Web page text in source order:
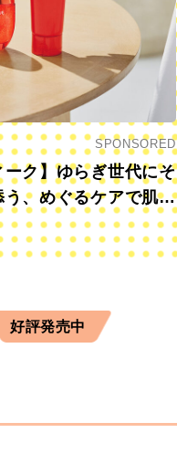
SPONSORED
ーク】ゆらぎ世代にそ
う、めぐるケアで肌も
好評発売中